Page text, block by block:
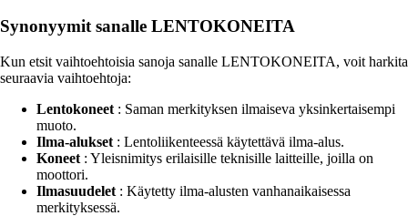
Synonyymit sanalle LENTOKONEITA
Kun etsit vaihtoehtoisia sanoja sanalle LENTOKONEITA, voit harkita
seuraavia vaihtoehtoja:
Lentokoneet : Saman merkityksen ilmaiseva yksinkertaisempi
muoto.
Ilma-alukset : Lentoliikenteessä käytettävä ilma-alus.
Koneet : Yleisnimitys erilaisille teknisille laitteille, joilla on
moottori.
Ilmasuudelet : Käytetty ilma-alusten vanhanaikaisessa
merkityksessä.